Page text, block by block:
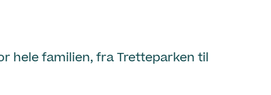
hele familien, fra Tretteparken til